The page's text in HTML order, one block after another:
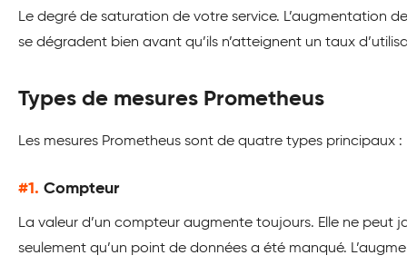
Le degré de saturation de votre service. L’augmentation
se dégradent bien avant qu’ils n’atteignent un taux
Types de mesures Prometheus
Les mesures Prometheus sont de quatre types principaux :
#1. Compteur
La valeur d’un compteur augmente toujours. Elle ne peut
seulement qu’un point de données a été manqué.